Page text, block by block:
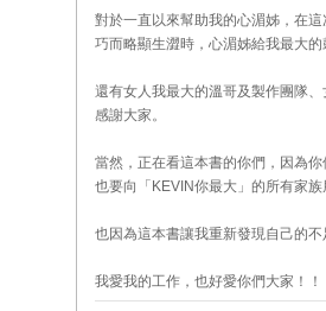
對於一直以來幫助我的心湄姊，在
巧而略顯生澀時，心湄姊給我最大
還有女人我最大的溫哥及製作團隊
感謝大家。
當然，正在看這本書的你們，因為
也要向「KEVIN你最大」的所有家
也因為這本書讓我重新發現自己的
我愛我的工作，也好愛你們大家！！